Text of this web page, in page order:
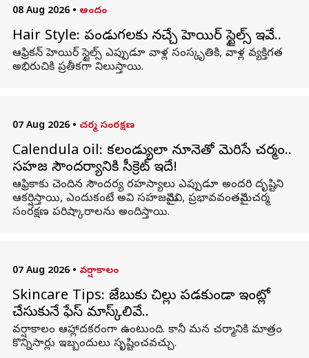
08 Aug 2026 • అందం
Hair Style: పండుగలకు నచ్చే హెయిర్ స్టైల్స్ ఇవే..
ఆఫ్రికన్ హెయిర్ స్టైల్స్ ఎప్పుడూ వాళ్ల సంస్కృతికి, వాళ్ల వ్యక్తిగత
అభిరుచికి ప్రతీకగా నిలుస్తాయి.
07 Aug 2026 • చర్మ సంరక్షణ
Calendula oil: కలండ్యులా నూనెతో మెరిసే చర్మం..
సహజ సౌందర్యానికి సీక్రెట్ ఇదే!
ఆఫ్రికాకు చెందిన సౌందర్య రహస్యాలు ఎప్పుడూ అందరి దృష్టిని
ఆకర్షిస్తాయి, ఎందుకంటే అవి సహజమైనవి, ప్రభావవంతమైన చర్మ
సంరక్షణ పరిష్కారాలను అందిస్తాయి.
07 Aug 2026 • వర్షాకాలం
Skincare Tips: జేబుకు చిల్లు పడకుండా ఇంట్లో
చేసుకునే ఫేస్ మాస్క్‌లివే..
వర్షాకాలం ఆహ్లాదకరంగా ఉంటుంది. కానీ మన చర్మానికి మాత్రం
కొన్నిసార్లు ఇబ్బందులు సృష్టించవచ్చు.